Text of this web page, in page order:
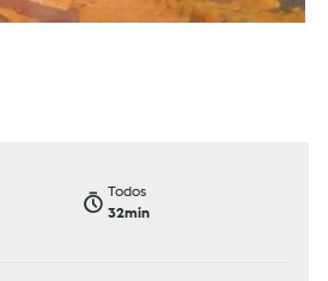
Todos
32min